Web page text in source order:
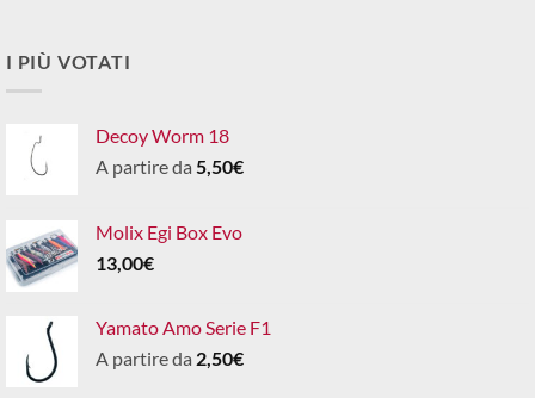
I PIÙ VOTATI
Decoy Worm 18
A partire da 5,50€
Molix Egi Box Evo
13,00€
Yamato Amo Serie F1
A partire da 2,50€